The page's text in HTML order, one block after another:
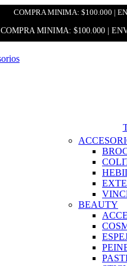
COMPRA MINIMA: $100.000 |
COMPRA MINIMA: $100.000 |
BEAUTY